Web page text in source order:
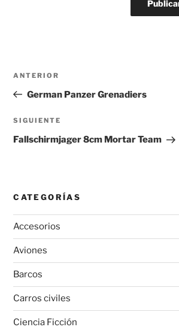
entradas
Entrada
anterior:
ANTERIOR
German Panzer Grenadiers
Siguiente
entrada
SIGUIENTE
Fallschirmjager 8cm Mortar Team
CATEGORÍAS
Accesorios
Aviones
Barcos
Carros civiles
Ciencia Ficción